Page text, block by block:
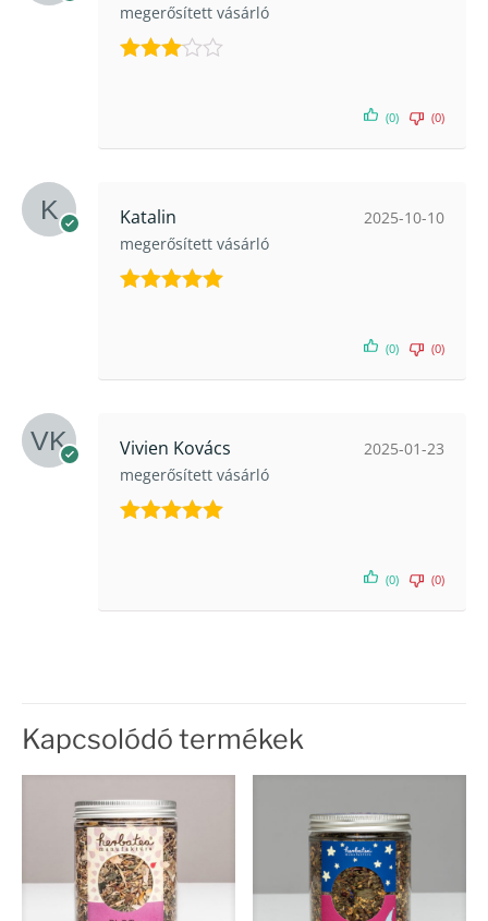
megerősített vásárló
(0) (0)
Katalin
megerősített vásárló
2025-10-10
(0) (0)
Vivien Kovács
megerősített vásárló
2025-01-23
(0) (0)
Kapcsolódó termékek